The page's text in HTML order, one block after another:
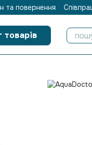
та повернення
товарів